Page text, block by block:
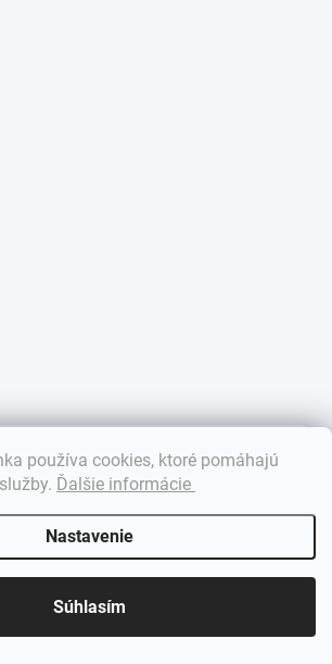
používa cookies, ktoré pomáhajú
. Ďalšie informácie
Nastavenie
Súhlasím
vám nájsť správny diel. Napíšte mi.